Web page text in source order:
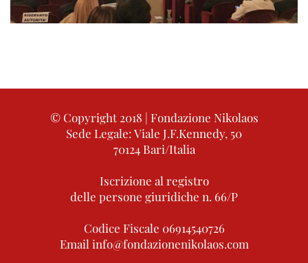
© Copyright 2018 | Fondazione Nikolaos
Sede Legale: Viale J.F.Kennedy, 50
70124 Bari/Italia
Iscrizione al registro
delle persone giuridiche n. 66/P
Codice Fiscale 06914540726
Email info@fondazionenikolaos.com